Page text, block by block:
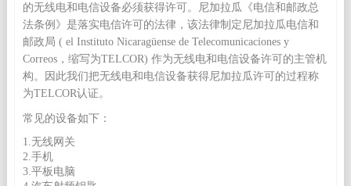
的无线电和电信设备必须获得许可。尼加拉瓜《电信和邮政总
法条例》是落实电信许可的法律，该法律制定尼加拉瓜电信和
邮政局 ( el Instituto Nicaragüense de Telecomunicaciones y
Correos，缩写为TELCOR) 作为无线电和电信设备许可的主管机
构。因此我们把无线电和电信设备获得尼加拉瓜许可的过程称
为TELCOR认证。
常见的设备如下：
1.无线网关
2.手机
3.平板电脑